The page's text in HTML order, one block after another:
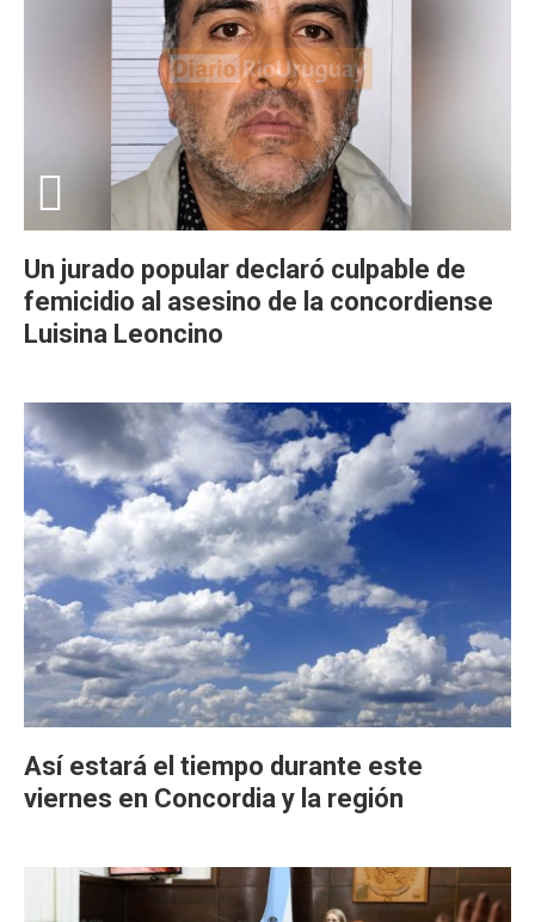
Un jurado popular declaró culpable de
femicidio al asesino de la concordiense
Luisina Leoncino
Así estará el tiempo durante este
viernes en Concordia y la región